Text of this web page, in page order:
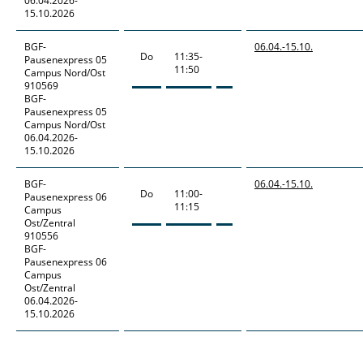
15.10.2026
BGF-
Pausenexpress05
Campus Nord/Ost
910569
BGF-
Pausenexpress 05
Campus Nord/Ost
06.04.2026-
15.10.2026
Do
11:35-
11:50
06.04.-15.10.
BGF-
Pausenexpress06
Campus
Ost/Zentral
910556
BGF-
Pausenexpress 06
Campus
Ost/Zentral
06.04.2026-
15.10.2026
Do
11:00-
11:15
06.04.-15.10.